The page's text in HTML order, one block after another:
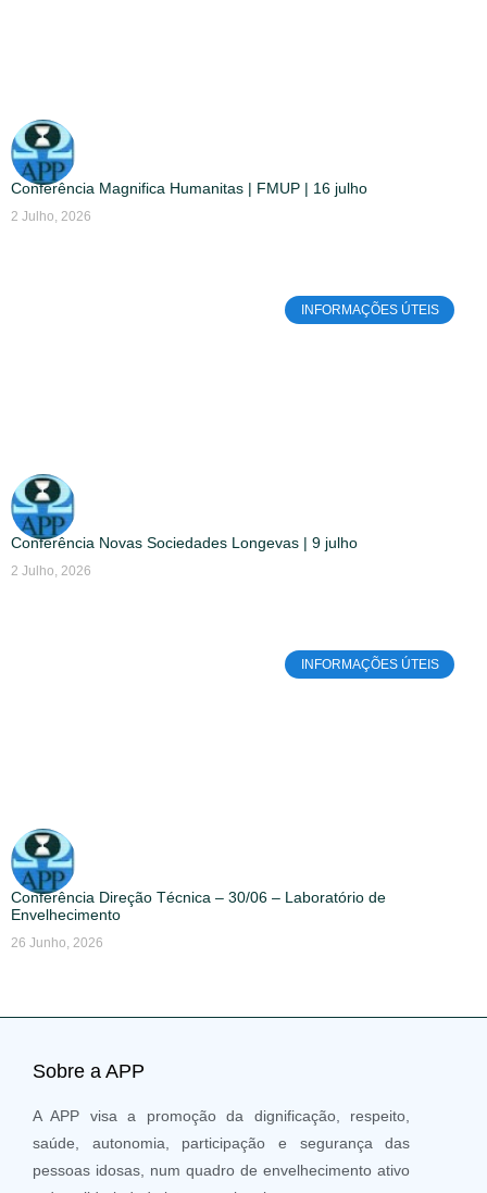
Conferência Magnifica Humanitas | FMUP | 16 julho
2 Julho, 2026
INFORMAÇÕES ÚTEIS
Conferência Novas Sociedades Longevas | 9 julho
2 Julho, 2026
INFORMAÇÕES ÚTEIS
Conferência Direção Técnica – 30/06 – Laboratório de
Envelhecimento
26 Junho, 2026
Sobre a APP
A APP visa a promoção da dignificação, respeito,
saúde, autonomia, participação e segurança das
pessoas idosas, num quadro de envelhecimento ativo